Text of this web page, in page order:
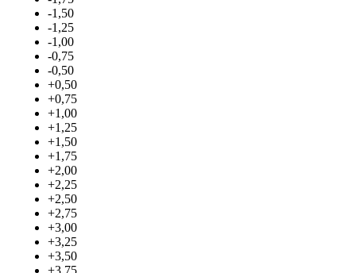
-1,50
-1,25
-1,00
-0,75
-0,50
+0,50
+0,75
+1,00
+1,25
+1,50
+1,75
+2,00
+2,25
+2,50
+2,75
+3,00
+3,25
+3,50
+3,75